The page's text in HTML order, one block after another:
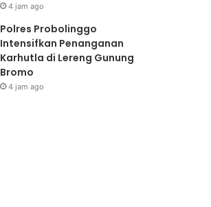
4 jam ago
Polres Probolinggo
Intensifkan Penanganan
Karhutla di Lereng Gunung
Bromo
4 jam ago